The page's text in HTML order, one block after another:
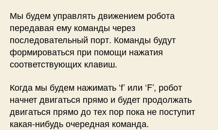
Мы будем управлять движением робота
передавая ему команды через
последовательный порт. Команды будут
формироваться при помощи нажатия
соответствующих клавиш.
Когда мы будем нажимать ‘f’ или ‘F’, робот
начнет двигаться прямо и будет продолжать
двигаться прямо до тех пор пока не поступит
какая-нибудь очередная команда.